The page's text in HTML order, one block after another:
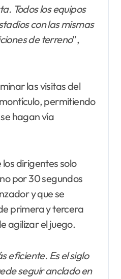
Todos los equipos
con las mismas
de terreno”,
las visitas del
permitiendo
hagan vía
dirigentes solo
por 30 segundos
y que se
primera y tercera
agilizar el juego.
eficiente. Es el siglo
seguir anclado en